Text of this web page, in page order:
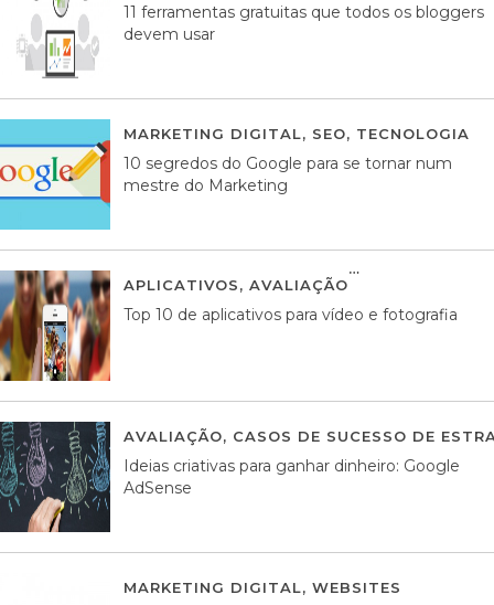
11 ferramentas gratuitas que todos os bloggers
devem usar
MARKETING DIGITAL, SEO, TECNOLOGIA
10 segredos do Google para se tornar num
mestre do Marketing
APLICATIVOS, AVALIAÇÃO
Top 10 de aplicativos para vídeo e fotografia
AVALIAÇÃO, CASOS DE SUCESSO DE
Ideias criativas para ganhar dinheiro: Google
AdSense
MARKETING DIGITAL, WEBSITES